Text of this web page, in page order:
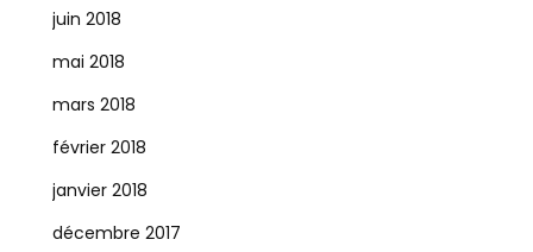
juin 2018
mai 2018
mars 2018
février 2018
janvier 2018
décembre 2017